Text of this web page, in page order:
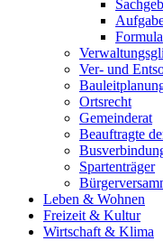
Ver- und
Ortsrecht
Gemeinderat
Beauftragte
Spartenträger
Leben & Wohnen
Freizeit & Kultur
Wirtschaft & Klima